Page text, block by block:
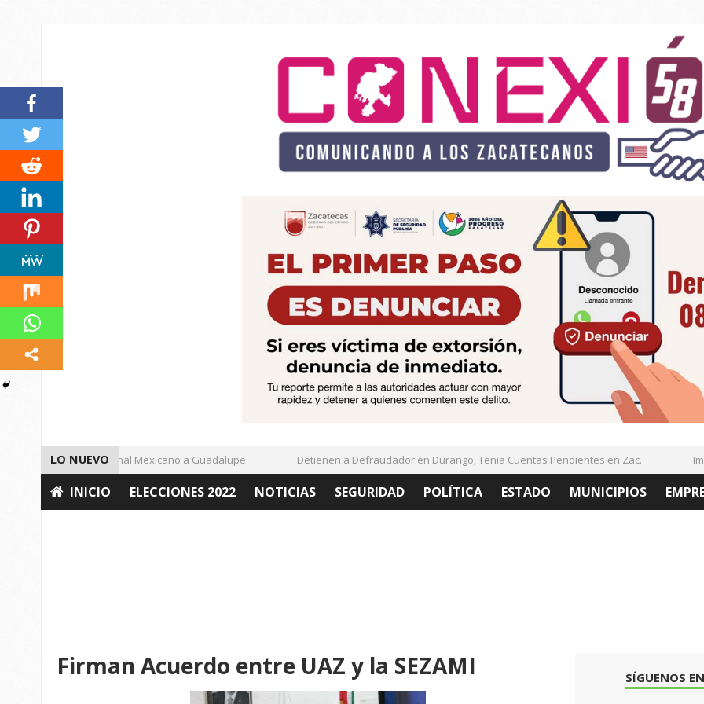
LO NUEVO
Enamora el Regional Mexicano a Guadalupe Detienen a Defraudador en Durango, Tenia Cuentas Pendientes en Zac.
INICIO ELECCIONES 2022 NOTICIAS SEGURIDAD POLÍTICA ESTADO MUNICIPIOS
Firman Acuerdo entre UAZ y la SEZAMI SÍGUENOS